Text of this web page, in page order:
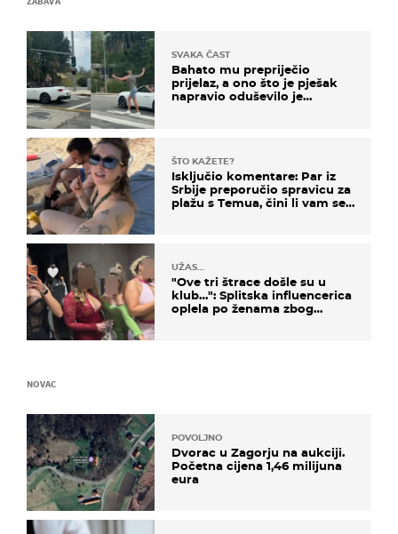
SVAKA ČAST
Bahato mu prepriječio
prijelaz, a ono što je pješak
napravio oduševilo je
ŠTO KAŽETE?
Isključio komentare: Par iz
Srbije preporučio spravicu za
plažu s Temua, čini li vam se
UŽAS…
"Ove tri štrace došle su u
klub…": Splitska influencerica
oplela po ženama zbog
NOVAC
POVOLJNO
Dvorac u Zagorju na aukciji.
Početna cijena 1,46 milijuna
eura